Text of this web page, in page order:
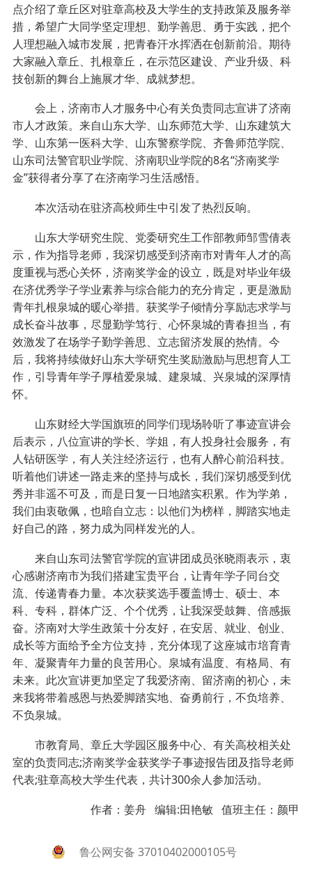
点介绍了章丘区对驻章高校及大学生的支持政策及服务举
措，希望广大同学坚定理想、勤学善思、勇于实践，把个
人理想融入城市发展，把青春汗水挥洒在创新前沿。期待
大家融入章丘、扎根章丘，在示范区建设、产业升级、科
技创新的舞台上施展才华、成就梦想。
会上，济南市人才服务中心有关负责同志宣讲了济南
市人才政策。来自山东大学、山东师范大学、山东建筑大
学、山东第一医科大学、山东警察学院、齐鲁师范学院、
山东司法警官职业学院、济南职业学院的8名“济南奖学
金”获得者分享了在济南学习生活感悟。
本次活动在驻济高校师生中引发了热烈反响。
山东大学研究生院、党委研究生工作部教师邹雪倩表
示，作为指导老师，我深切感受到济南市对青年人才的高
度重视与悉心关怀，济南奖学金的设立，既是对毕业年级
在济优秀学子学业素养与综合能力的充分肯定，更是激励
青年扎根泉城的暖心举措。获奖学子倾情分享励志求学与
成长奋斗故事，尽显勤学笃行、心怀泉城的青春担当，有
效激发了在场学子勤学善思、立志留济发展的热情。今
后，我将持续做好山东大学研究生奖励激励与思想育人工
作，引导青年学子厚植爱泉城、建泉城、兴泉城的深厚情
怀。
山东财经大学国旗班的同学们现场聆听了事迹宣讲会
后表示，八位宣讲的学长、学姐，有人投身社会服务，有
人钻研医学，有人关注经济运行，也有人醉心前沿科技。
听着他们讲述一路走来的坚持与成长，我们深切感受到优
秀并非遥不可及，而是日复一日地踏实积累。作为学弟，
我们由衷敬佩，也暗自立志：以他们为榜样，脚踏实地走
好自己的路，努力成为同样发光的人。
来自山东司法警官学院的宣讲团成员张晓雨表示，衷
心感谢济南市为我们搭建宝贵平台，让青年学子同台交
流、传递青春力量。本次获奖选手覆盖博士、硕士、本
科、专科，群体广泛、个个优秀，让我深受鼓舞、倍感振
奋。济南对大学生政策十分友好，在安居、就业、创业、
成长等方面给予全方位支持，充分体现了这座城市培育青
年、凝聚青年力量的良苦用心。泉城有温度、有格局、有
未来。此次宣讲更加坚定了我爱济南、留济南的初心，未
来我将带着感恩与热爱脚踏实地、奋勇前行，不负培养、
不负泉城。
市教育局、章丘大学园区服务中心、有关高校相关处
室的负责同志;济南奖学金获奖学子事迹报告团及指导老师
代表;驻章高校大学生代表，共计300余人参加活动。
作者：姜舟 编辑:田艳敏 值班主任：颜甲
鲁公网安备 37010402000105号